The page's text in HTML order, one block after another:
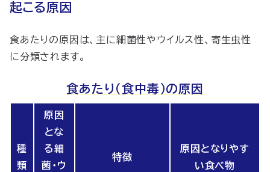
起こる原因
食あたりの原因は、主に細菌性やウイルス性、寄生虫性
に分類されます。
食あたり（食中毒）の原因
種
類
原因
とな
る細
菌・ウ
特徴
原因となりやす
い食べ物